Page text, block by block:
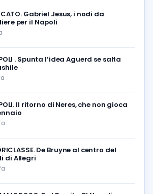
Gabriel Jesus, i nodi da
per il Napoli
. Spunta l’idea Aguerd se salta
Il ritorno di Neres, che non gioca
De Bruyne al centro del
di Allegri